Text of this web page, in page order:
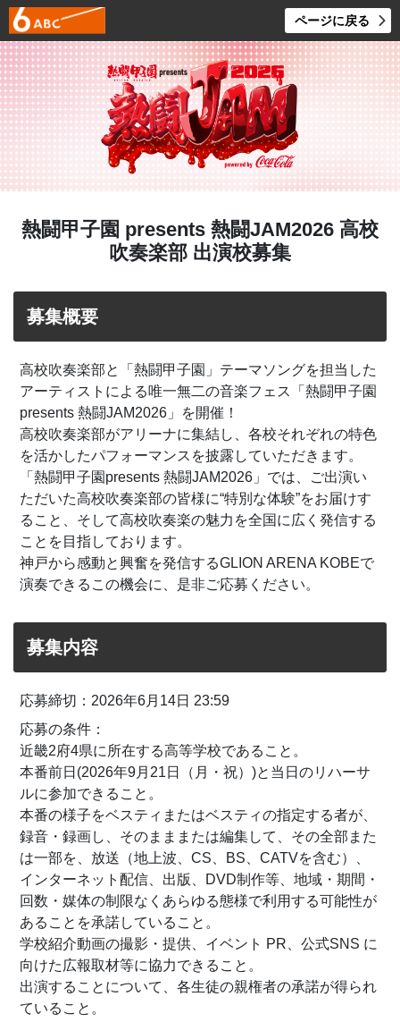
ページに戻る
熱闘甲子園 presents 熱闘JAM2026 高校
吹奏楽部 出演校募集
募集概要
高校吹奏楽部と「熱闘甲子園」テーマソングを担当した
アーティストによる唯一無二の音楽フェス「熱闘甲子園
presents 熱闘JAM2026」を開催！
⾼校吹奏楽部がアリーナに集結し、各校それぞれの特色
を活かしたパフォーマンスを披露していただきます。
「熱闘甲子園presents 熱闘JAM2026」では、ご出演い
ただいた高校吹奏楽部の皆様に“特別な体験”をお届けす
ること、そして高校吹奏楽の魅力を全国に広く発信する
ことを目指しております。
神戸から感動と興奮を発信するGLION ARENA KOBEで
演奏できるこの機会に、是非ご応募ください。
募集内容
応募締切：2026年6月14日 23:59
応募の条件：
近畿2府4県に所在する高等学校であること。
本番前日(2026年9月21日（月・祝）)と当日のリハーサ
ルに参加できること。
本番の様子をベスティまたはベスティの指定する者が、
録音・録画し、そのまままたは編集して、その全部また
は一部を、放送（地上波、CS、BS、CATVを含む）、
インターネット配信、出版、DVD制作等、地域・期間・
回数・媒体の制限なくあらゆる態様で利用する可能性が
あることを承諾していること。
学校紹介動画の撮影・提供、イベント PR、公式SNS に
向けた広報取材等に協力できること。
出演することについて、各生徒の親権者の承諾が得られ
ていること。